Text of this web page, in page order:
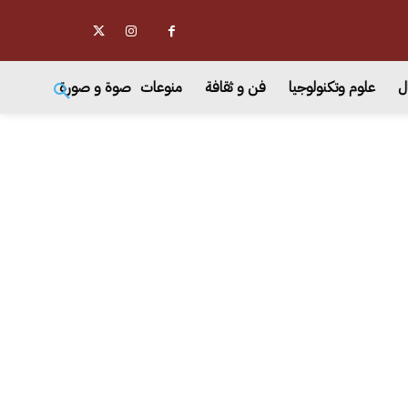
علوم وتكنولوجيا فن و ثقافة منوعات صوة و صورة